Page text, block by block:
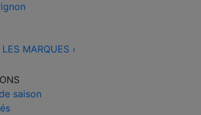
MARQUES ›
saison